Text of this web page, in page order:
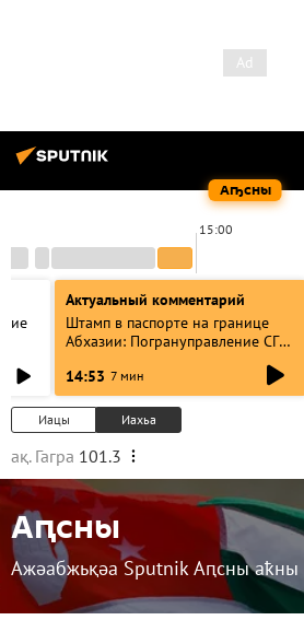
Аҧсны
15:00
Актуальный комментарий
Штамп в паспорте на границе
Абхазии: Погрануправление СГБ
туристов
14:53 7 мин
Иацы Иахьа
ақ. Гагра 101.3
Аԥсны
Ажәабжьқәа Sputnik Аԥсны аҟны